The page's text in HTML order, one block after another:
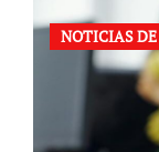
NOTICIAS DE